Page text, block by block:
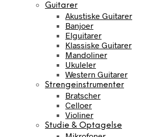
Guitarer
Akustiske Guitarer
Banjoer
Elguitarer
Klassiske Guitarer
Mandoliner
Ukuleler
Western Guitarer
Strengeinstrumenter
Bratscher
Celloer
Violiner
Studie & Optagelse